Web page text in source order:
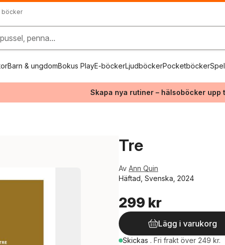
böcker
penna...
Barn & ungdomBokus PlayE-böckerLjudböckerPocketböcker
Skapa nya rutiner – hälsoböcker upp
Tre
Av Ann Quin
Häftad, Svenska, 2024
299 kr
Lägg i varukorg
Skickas . Fri frakt över 249 kr.